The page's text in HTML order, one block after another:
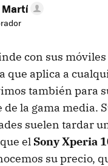
Martí
con sus
que aplica a
también para
la gama media.
suelen tardar
el Sony Xperia
su precio,